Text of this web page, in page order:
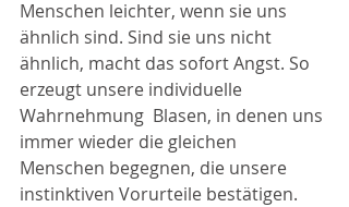
Menschen leichter, wenn sie uns
ähnlich sind. Sind sie uns nicht
ähnlich, macht das sofort Angst. So
erzeugt unsere individuelle
Wahrnehmung  Blasen, in denen uns
immer wieder die gleichen
Menschen begegnen, die unsere
instinktiven Vorurteile bestätigen.